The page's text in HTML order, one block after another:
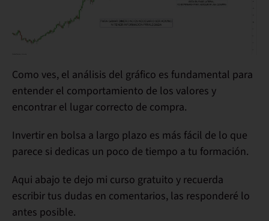
Como ves, el análisis del gráfico es fundamental para
entender el comportamiento de los valores y
encontrar el lugar correcto de compra.
Invertir en bolsa a largo plazo es más fácil de lo que
parece si dedicas un poco de tiempo a tu formación.
Aqui abajo te dejo mi curso gratuito y recuerda
escribir tus dudas en comentarios, las responderé lo
antes posible.